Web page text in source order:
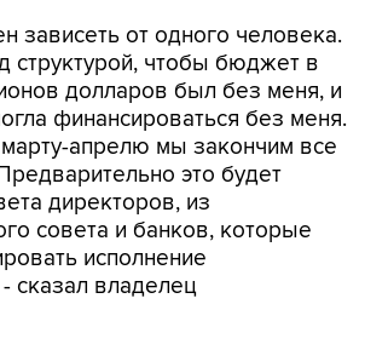
зависеть от одного человека.
структурой, чтобы бюджет в
долларов был без меня, и
финансироваться без меня.
апрелю мы закончим все
это будет
директоров, из
совета и банков, которые
исполнение
сказал владелец